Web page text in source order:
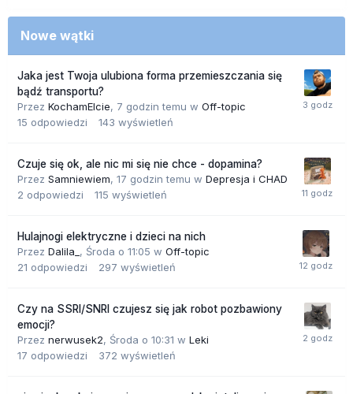
Nowe wątki
Jaka jest Twoja ulubiona forma przemieszczania się
bądź transportu?
Przez KochamElcie, 7 godzin temu w Off-topic
15 odpowiedzi 143 wyświetleń
Czuje się ok, ale nic mi się nie chce - dopamina?
Przez Samniewiem, 17 godzin temu w Depresja i CHAD
2 odpowiedzi 115 wyświetleń
Hulajnogi elektryczne i dzieci na nich
Przez Dalila_ , Środa o 11:05 w Off-topic
21 odpowiedzi 297 wyświetleń
Czy na SSRI/SNRI czujesz się jak robot pozbawiony
emocji?
Przez nerwusek2, Środa o 10:31 w Leki
17 odpowiedzi 372 wyświetleń